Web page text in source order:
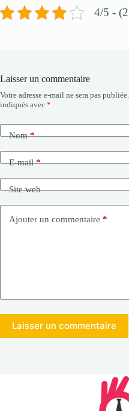
4/5 -
Laisser un commentaire
Votre adresse e-mail ne sera pas publiée.
indiqués avec *
Nom*
E-mail*
Site web
Ajouter un commentaire *
Laisser un commentaire